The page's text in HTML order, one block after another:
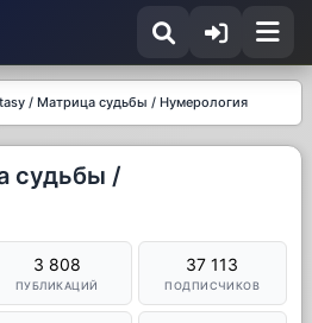
/ Матрица судьбы / Нумерология
судьбы /
3 808
ПУБЛИКАЦИЙ
37 113
ПОДПИСЧИКОВ